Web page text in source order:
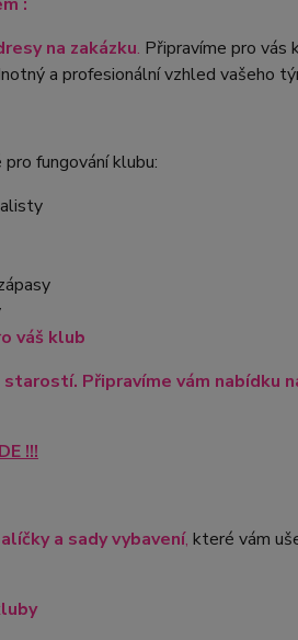
na zakázku. Připravíme pro vás
a profesionální vzhled vašeho
fungování klubu:
váš klub
Připravíme vám nabídku
!!!
a sady vybavení, které vám